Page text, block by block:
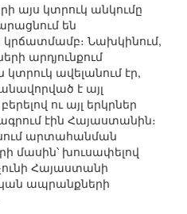
այս կտրուկ անկումը
են
Նախկինում,
արդյունքում
ավելանում էր,
է այլ
ու այլ երկրներ
էին Հայաստանին։
արտահանման
մասին՝ խուսափելով
Հայաստանի
ապրանքների